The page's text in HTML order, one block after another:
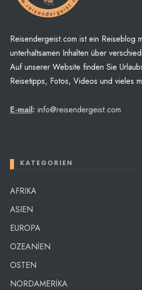
Reisendergeist.com ist ein Reiseblog
unterhaltsamen Inhalten über
Auf unserer Website finden Sie
Reisetipps, Fotos, Videos und vieles
E-mail: info@reisendergeist.com
KATEGORIEN
AFRIKA
ASIEN
EUROPA
OZEANİEN
OSTEN
NORDAMERİKA